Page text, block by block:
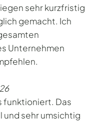
sehr kurzfristig
gemacht. Ich
Unternehmen
funktioniert. Das
und sehr umsichtig